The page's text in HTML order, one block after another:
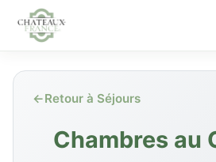
←Retour à Séjours
Chambres au